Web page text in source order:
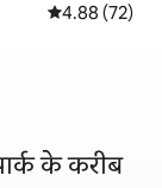
औसत रेटिंग 5 में
4.88 (72)
के करीब